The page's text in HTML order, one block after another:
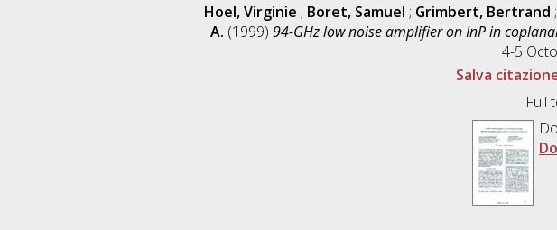
Hoel, Virginie ; Boret, Samuel ; Grimbert, Bertrand ;
A. (1999) 94-GHz low noise amplifier on InP in
4-5
Salva
Full